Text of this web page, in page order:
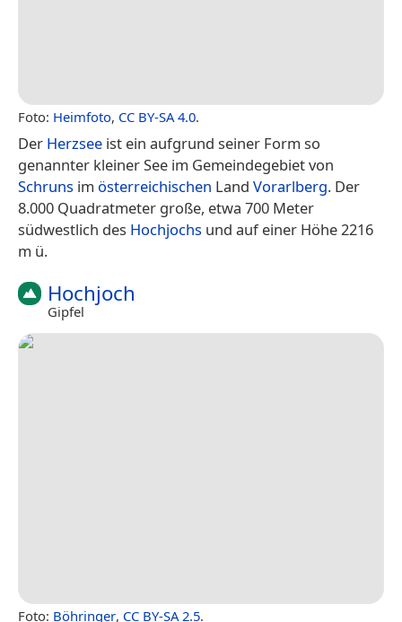
Foto: Heimfoto, CC BY-SA 4.0.
Der Herzsee ist ein aufgrund seiner Form so
genannter kleiner See im Gemeindegebiet von
Schruns im österreichischen Land Vorarlberg. Der
8.000 Quadratmeter große, etwa 700 Meter
südwestlich des Hochjochs und auf einer Höhe 2216
m ü.
Hochjoch
Gipfel
Foto: Böhringer, CC BY-SA 2.5.